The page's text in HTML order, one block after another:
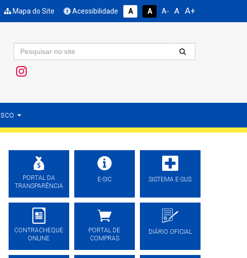
Mapa do Site Acessibilidade A A A- A A+
PORTAL DA
TRANSPARÊNCIA
E-SIC SISTEMA E-SUS
CONTRACHEQUE
ONLINE
PORTAL DE
COMPRAS
DIÁRIO OFICIAL